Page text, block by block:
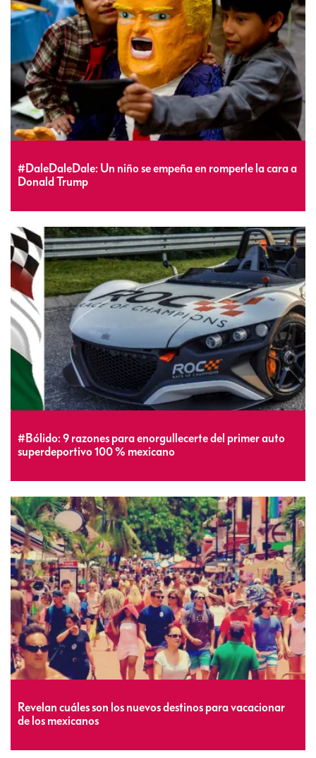
#DaleDaleDale: Un niño se empeña en romperle la cara a
Donald Trump
#Bólido: 9 razones para enorgullecerte del primer auto
superdeportivo 100 % mexicano
Revelan cuáles son los nuevos destinos para vacacionar
de los mexicanos